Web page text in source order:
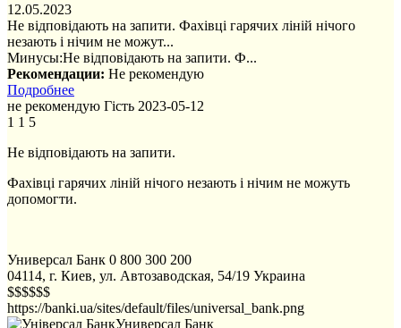
12.05.2023
Не відповідають на запити. Фахівці гарячих ліній нічого
незають і нічим не можут...
Минусы:Не відповідають на запити. Ф...
Рекомендации: Не рекомендую
Подробнее
не рекомендую Гість 2023-05-12
1 1 5
Не відповідають на запити.
Фахівці гарячих ліній нічого незають і нічим не можуть
допомогти.
Универсал Банк 0 800 300 200
04114, г. Киев, ул. Автозаводская, 54/19 Украина
$$$$$$
https://banki.ua/sites/default/files/universal_bank.png
Универсал Банк